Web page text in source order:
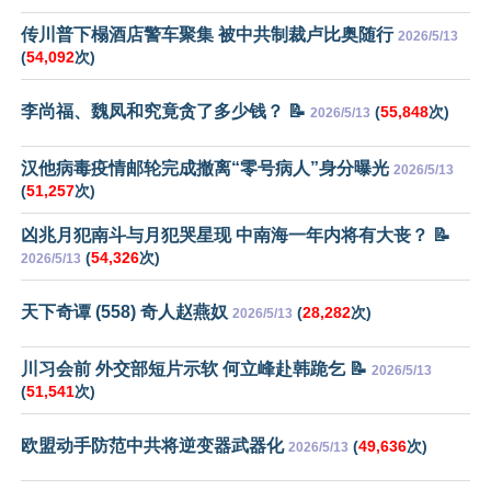
传川普下榻酒店警车聚集 被中共制裁卢比奥随行 2026/5/13
(54,092次)
李尚福、魏凤和究竟贪了多少钱？ 📝 2026/5/13 (55,848次)
汉他病毒疫情邮轮完成撤离“零号病人”身分曝光 2026/5/13
(51,257次)
凶兆月犯南斗与月犯哭星现 中南海一年内将有大丧？ 📝
2026/5/13 (54,326次)
天下奇谭 (558) 奇人赵燕奴 2026/5/13 (28,282次)
川习会前 外交部短片示软 何立峰赴韩跪乞 📝 2026/5/13
(51,541次)
欧盟动手防范中共将逆变器武器化 2026/5/13 (49,636次)